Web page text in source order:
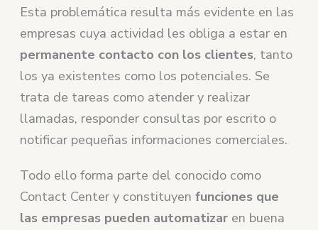
Esta problemática resulta más evidente en las
empresas cuya actividad les obliga a estar en
permanente contacto con los clientes, tanto
los ya existentes como los potenciales. Se
trata de tareas como atender y realizar
llamadas, responder consultas por escrito o
notificar pequeñas informaciones comerciales.
Todo ello forma parte del conocido como
Contact Center y constituyenfunciones que
las empresas pueden automatizar en buena